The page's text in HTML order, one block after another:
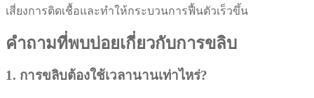
เสี่ยงการติดเชื้อและทำให้กระบวนการฟื้นตัวเร็วขึ้น
คำถามที่พบบ่อยเกี่ยวกับการขลิบ
1. การขลิบต้องใช้เวลานานเท่าไหร่?